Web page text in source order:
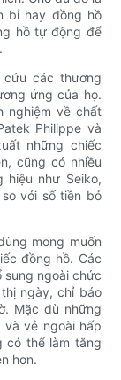
bỉ hay đồng hồ
hồ tự động để
cứu các thương
ứng của họ.
nghiệm về chất
Philippe và
những chiếc
cũng có nhiều
như Seiko,
với số tiền bỏ
mong muốn
đồng hồ. Các
ngoài chức
ngày, chỉ báo
Mặc dù những
vẻ ngoài hấp
có thể làm tăng
hơn.